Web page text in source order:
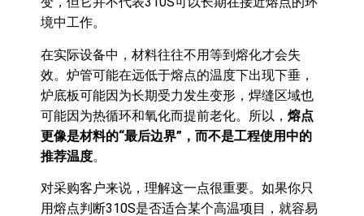
境中工作。
在实际设备中，材料往往不用等到熔化才会失
效。炉管可能在远低于熔点的温度下出现下垂，
炉底板可能因为长期受力发生变形，焊缝区域也
可能因为热循环和氧化而提前老化。所以， 熔点
更像是材料的“最后边界”，而不是工程使用中的
推荐温度。
对采购客户来说，理解这一点很重要。如果你只
用熔点判断310S是否适合某个高温项目，就容易